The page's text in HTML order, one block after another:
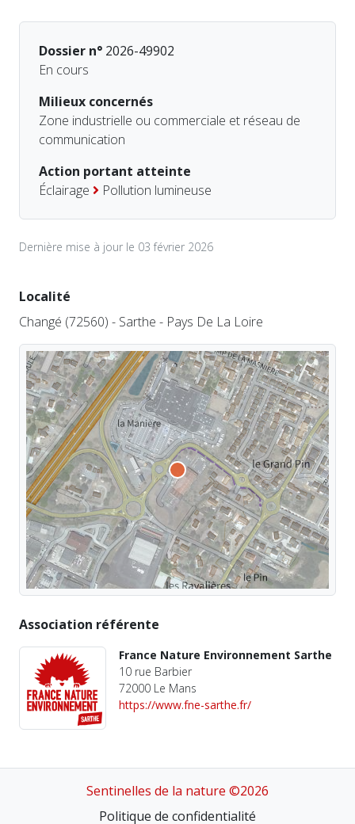
Dossier n° 2026-49902
En cours
Milieux concernés
Zone industrielle ou commerciale et réseau de
communication
Action portant atteinte
Éclairage
Pollution lumineuse
Dernière mise à jour le 03 février 2026
Localité
Changé (72560) - Sarthe - Pays De La Loire
Association référente
France Nature Environnement Sarthe
10 rue Barbier
72000 Le Mans
https://www.fne-sarthe.fr/
Sentinelles de la nature ©2026
Politique de confidentialité